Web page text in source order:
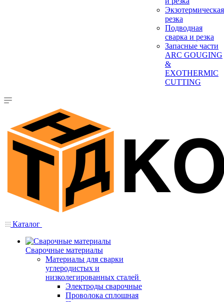
Экзотермическая
резка
Подводная
сварка и резка
Запасные части
ARC GOUGING
&
EXOTHERMIC
CUTTING
Каталог
Сварочные материалы
Материалы для сварки
углеродистых и
низколегированных сталей
Электроды сварочные
Проволока сплошная